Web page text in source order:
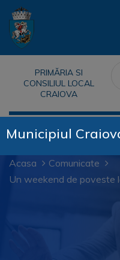
PRIMĂRIA SI
CONSILIUL LOCAL
CRAIOVA
Acasa
Comunicate
Un weekend de poveste